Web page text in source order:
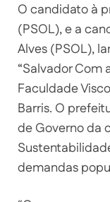
O candidato à
(PSOL), e a
Alves (PSOL),
“Salvador Com
Faculdade
Barris. O
de Governo da
demandas